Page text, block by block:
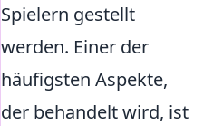
Spielern gestellt
werden. Einer der
häufigsten Aspekte,
der behandelt wird, ist